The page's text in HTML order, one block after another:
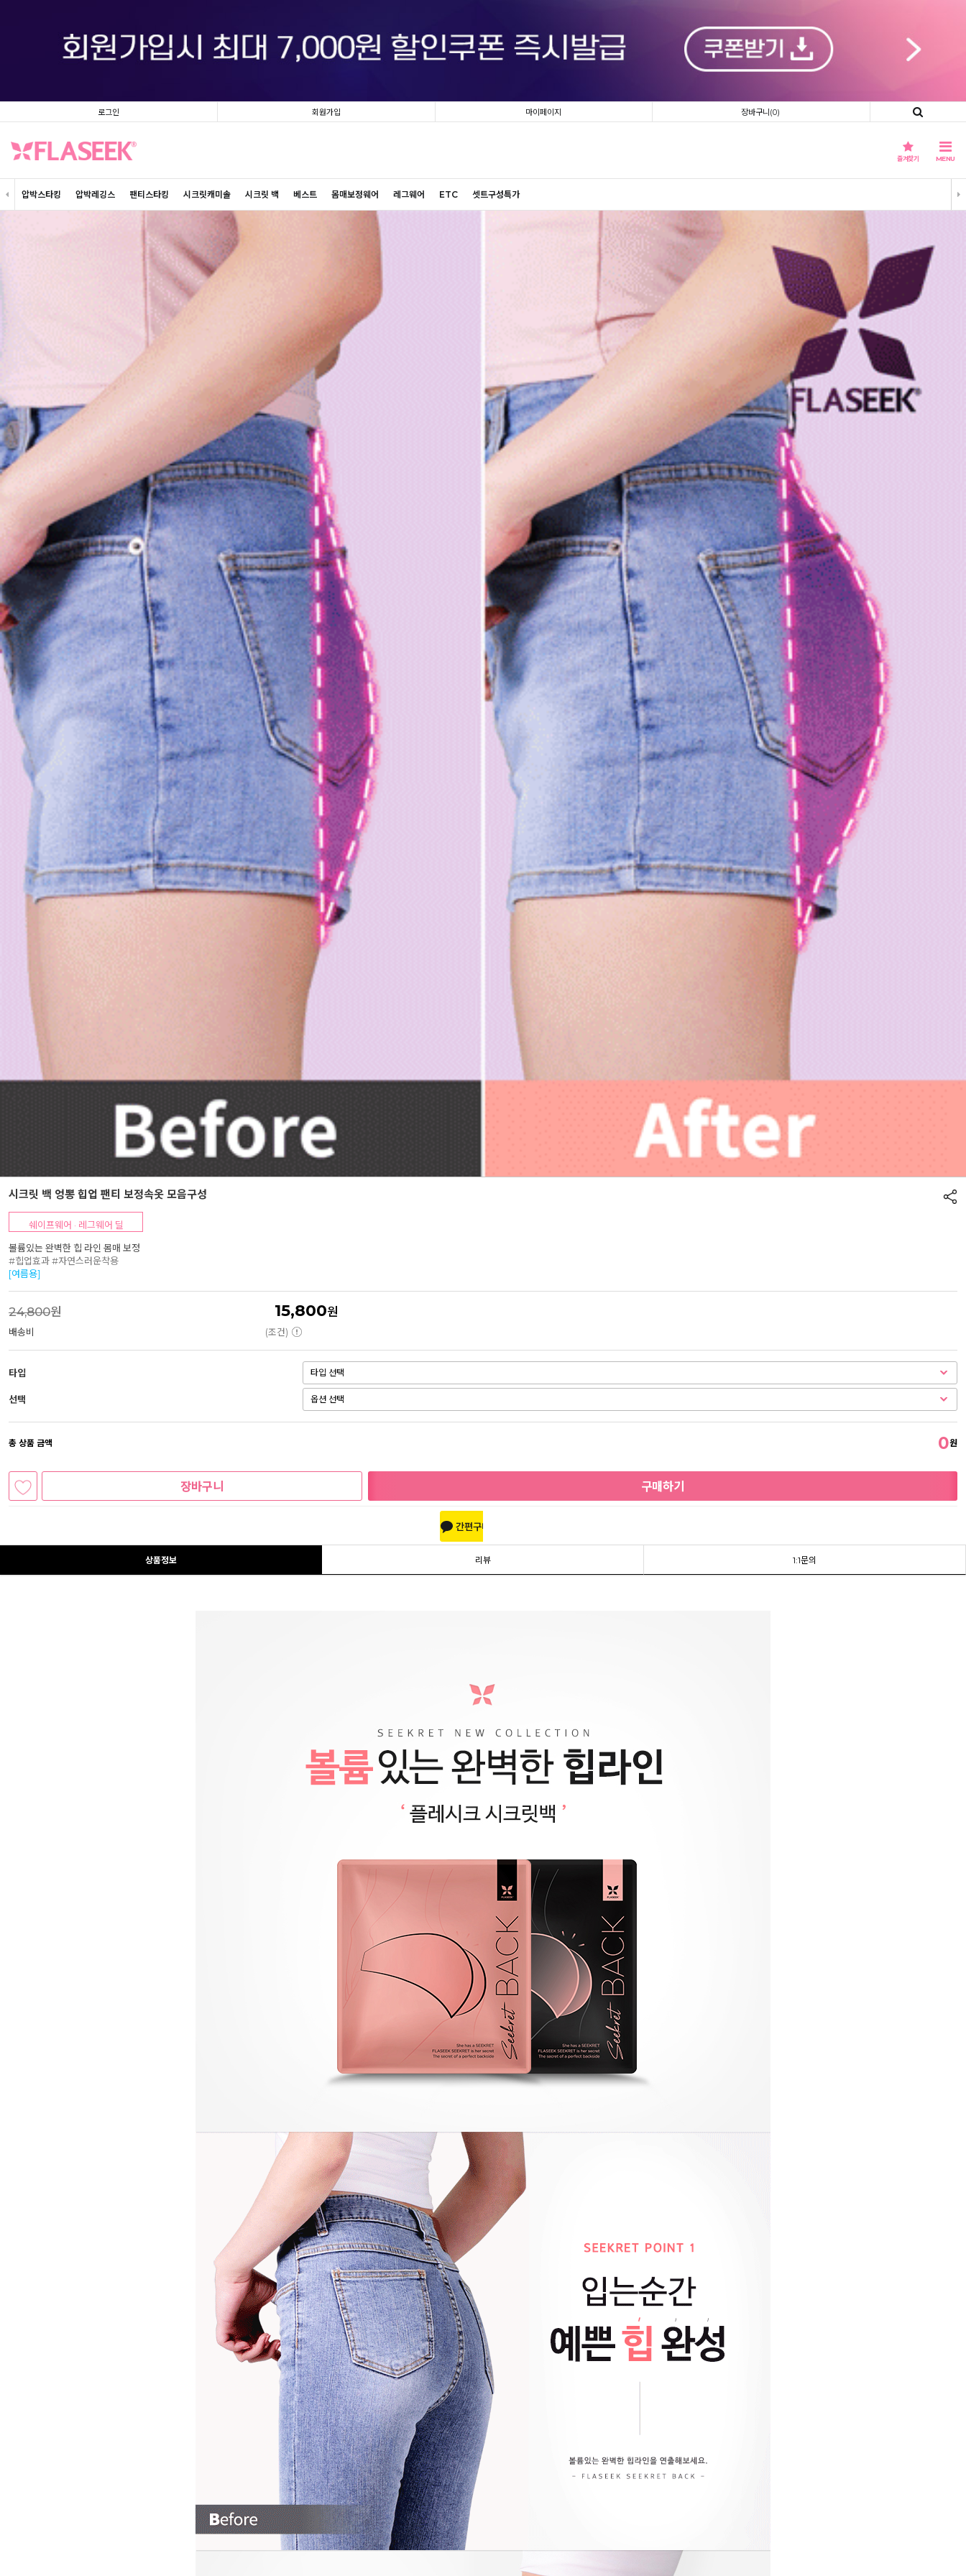
로그인 회원가입 마이페이지 장바구니(0)
즐겨찾기 MENU
압박스타킹 압박레깅스 팬티스타킹 시크릿캐미솔 시크릿 백 베스트 몸매보정웨어 레그웨어 ETC 셋트구성특가
시크릿 백 엉뽕 힙업 팬티 보정속옷 모음구성
쉐이프웨어 · 레그웨어 딜
볼륨있는 완벽한 힙 라인 몸매 보정
#힙업효과 #자연스러운착용
[여름용]
24,800원 15,800원
배송비 (조건)
타입
선택
총 상품 금액 0원
장바구니 구매하기
상품정보 리뷰 1:1문의